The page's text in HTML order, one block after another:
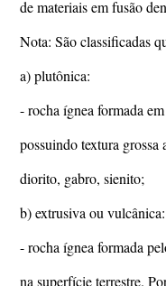
de materiais em fusão
Nota: São classificadas
a) plutônica:
- rocha ígnea formada
possuindo textura grossa
diorito, gabro, sienito;
b) extrusiva ou vulcânica:
- rocha ígnea formada
na superfície terrestre.